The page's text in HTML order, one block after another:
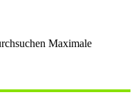
Maximale